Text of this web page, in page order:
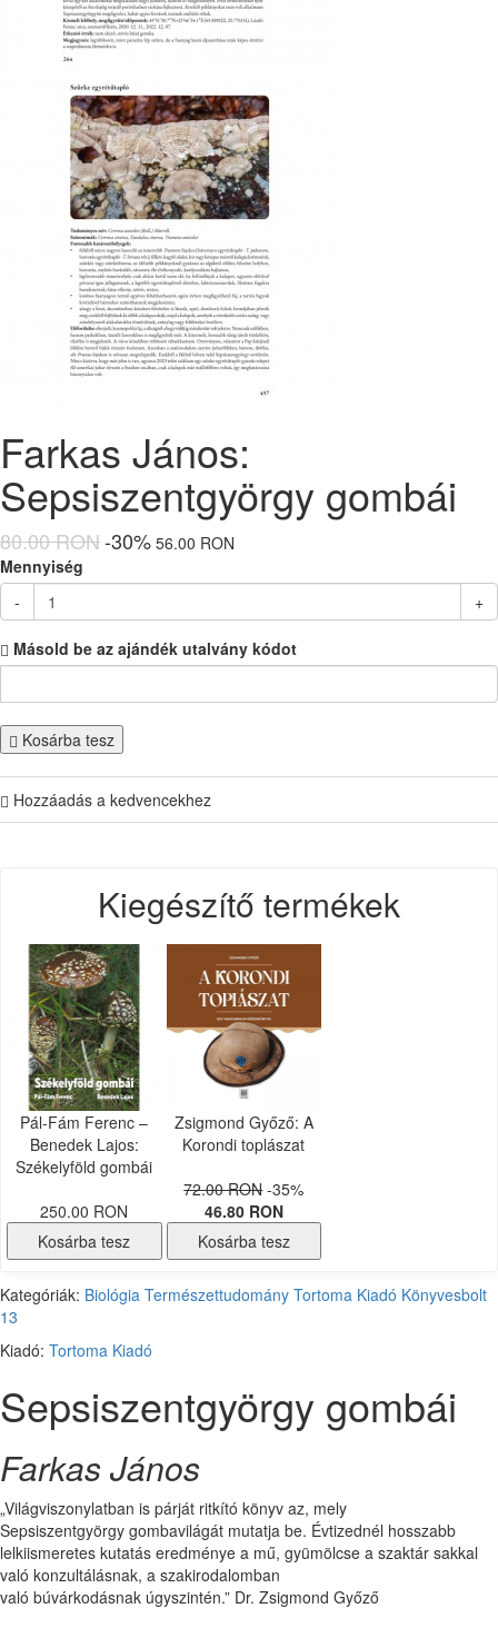
Farkas János:
Sepsiszentgyörgy gombái
80.00 RON-30% 56.00 RON
Mennyiség
-
+
Másold be az ajándék utalvány kódot
Kosárba tesz
Hozzáadás a kedvencekhez
Kiegészítő termékek
Pál-Fám Ferenc –
Benedek Lajos:
Székelyföld gombái
250.00 RON
Kosárba tesz
Zsigmond Győző: A
Korondi toplászat
72.00 RON-35%
46.80 RON
Kosárba tesz
Kategóriák: Biológia Természettudomány Tortoma Kiadó Könyvesbolt
13
Kiadó: Tortoma Kiadó
Sepsiszentgyörgy gombái
Farkas János
„Világviszonylatban is párját ritkító könyv az, mely
Sepsiszentgyörgy gombavilágát mutatja be. Évtizednél hosszabb
lelkiismeretes kutatás eredménye a mű, gyümölcse a szaktár sakkal
való konzultálásnak, a szakirodalomban
való búvárkodásnak úgyszintén.” Dr. Zsigmond Győző